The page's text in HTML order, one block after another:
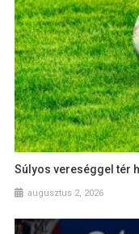
Súlyos vereséggel tér
augusztus 2, 2026